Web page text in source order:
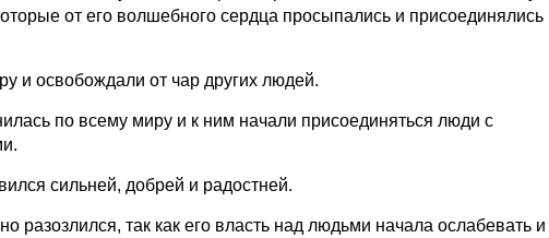
от его волшебного сердца просыпались и присоединялись
и освобождали от чар других людей.
по всему миру и к ним начали присоединяться люди с
сильней, добрей и радостней.
разозлился, так как его власть над людьми начала ослабевать и